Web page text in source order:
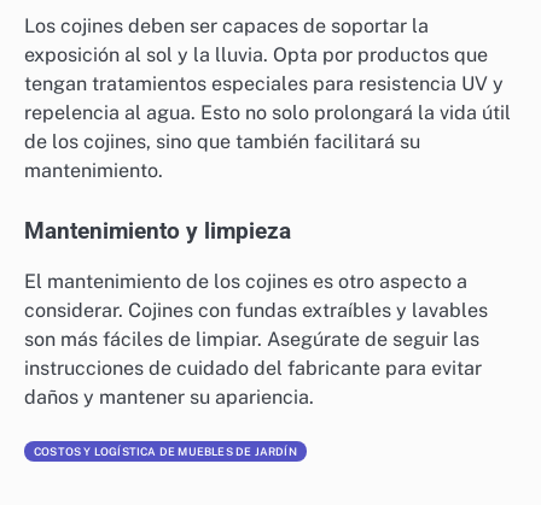
Los cojines deben ser capaces de soportar la
exposición al sol y la lluvia. Opta por productos que
tengan tratamientos especiales para resistencia UV y
repelencia al agua. Esto no solo prolongará la vida útil
de los cojines, sino que también facilitará su
mantenimiento.
Mantenimiento y limpieza
El mantenimiento de los cojines es otro aspecto a
considerar. Cojines con fundas extraíbles y lavables
son más fáciles de limpiar. Asegúrate de seguir las
instrucciones de cuidado del fabricante para evitar
daños y mantener su apariencia.
COSTOS Y LOGÍSTICA DE MUEBLES DE JARDÍN